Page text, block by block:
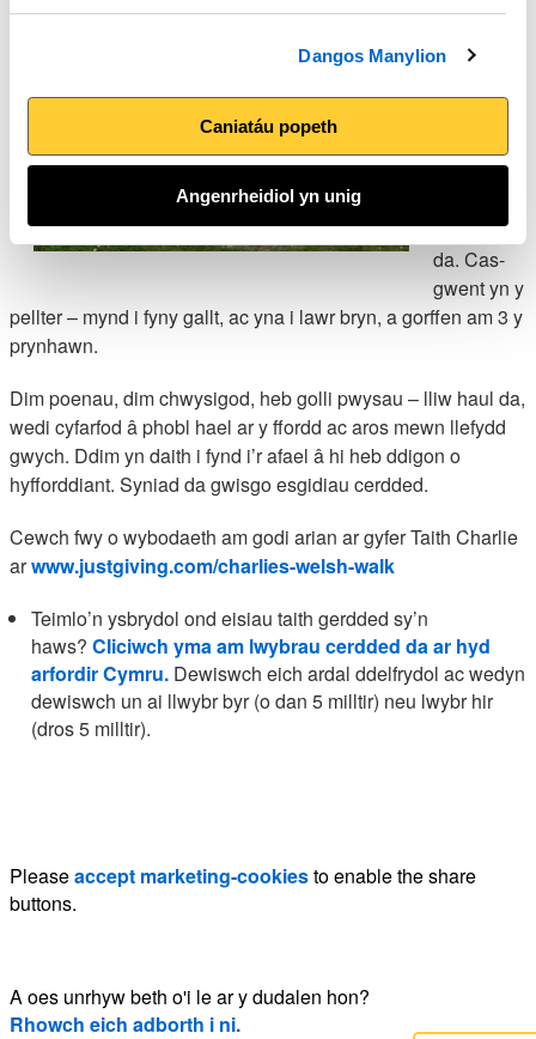
Dangos Manylion
Caniatáu popeth
Angenrheidiol yn unig
cychwyn
braf,
cynnydd
da. Cas-
gwent yn y
pellter – mynd i fyny gallt, ac yna i lawr bryn, a gorffen am 3 y
prynhawn.
Dim poenau, dim chwysigod, heb golli pwysau – lliw haul da,
wedi cyfarfod â phobl hael ar y ffordd ac aros mewn llefydd
gwych. Ddim yn daith i fynd i’r afael â hi heb ddigon o
hyfforddiant. Syniad da gwisgo esgidiau cerdded.
Cewch fwy o wybodaeth am godi arian ar gyfer Taith Charlie
arwww.justgiving.com/charlies-welsh-walk
Teimlo’n ysbrydol ond eisiau taith gerdded sy’n
haws? Cliciwch yma am lwybrau cerdded da ar hyd
arfordir Cymru. Dewiswch eich ardal ddelfrydol ac wedyn
dewiswch un ai llwybr byr (o dan 5 milltir) neu lwybr hir
(dros 5 milltir).
Pleaseaccept marketing-cookiesto enable the share
buttons.
A oes unrhyw beth o'i le ar y dudalen hon?
Rhowch eich adborth i ni.